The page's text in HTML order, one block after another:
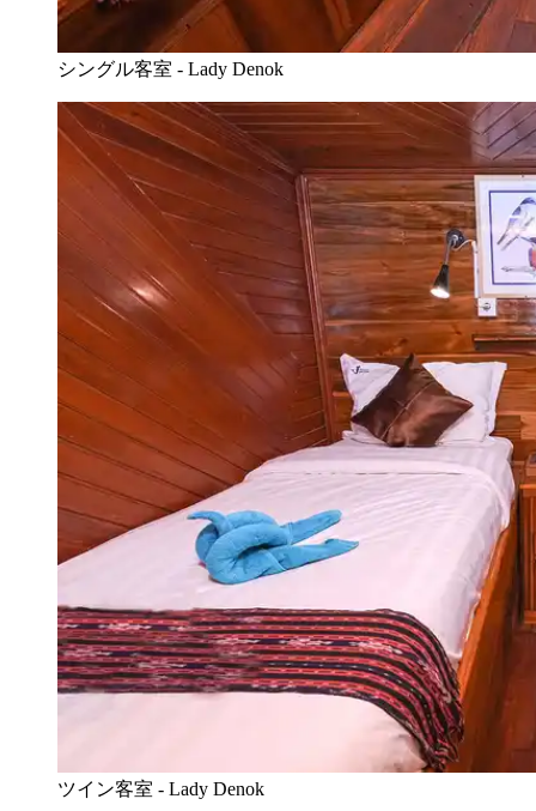
シングル客室 - Lady Denok
ツイン客室 - Lady Denok